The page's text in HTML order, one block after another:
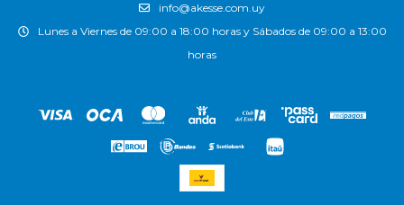
info@akesse.com.uy
Lunes a Viernes de 09:00 a 18:00 horas y Sábados de 09:00 a 13:00
horas